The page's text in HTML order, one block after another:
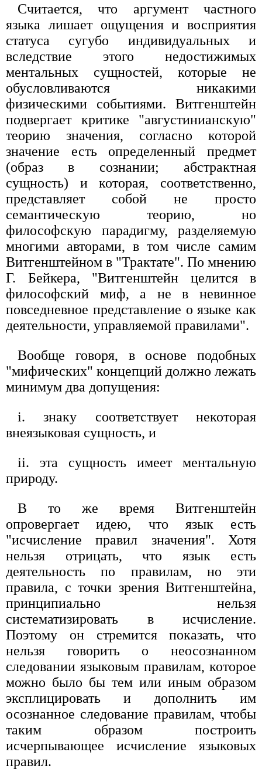
Считается, что аргумент частного
языка лишает ощущения и восприятия
статуса сугубо индивидуальных и
вследствие этого недостижимых
ментальных сущностей, которые не
обусловливаются никакими
физическими событиями. Витгенштейн
подвергает критике "августинианскую"
теорию значения, согласно которой
значение есть определенный предмет
(образ в сознании; абстрактная
сущность) и которая, соответственно,
представляет собой не просто
семантическую теорию, но
философскую парадигму, разделяемую
многими авторами, в том числе самим
Витгенштейном в "Трактате". По мнению
Г. Бейкера, "Витгенштейн целится в
философский миф, а не в невинное
повседневное представление о языке как
деятельности, управляемой правилами".
Вообще говоря, в основе подобных
"мифических" концепций должно лежать
минимум два допущения:
i. знаку соответствует некоторая
внеязыковая сущность, и
ii. эта сущность имеет ментальную
природу.
В то же время Витгенштейн
опровергает идею, что язык есть
"исчисление правил значения". Хотя
нельзя отрицать, что язык есть
деятельность по правилам, но эти
правила, с точки зрения Витгенштейна,
принципиально нельзя
систематизировать в исчисление.
Поэтому он стремится показать, что
нельзя говорить о неосознанном
следовании языковым правилам, которое
можно было бы тем или иным образом
эксплицировать и дополнить им
осознанное следование правилам, чтобы
таким образом построить
исчерпывающее исчисление языковых
правил.